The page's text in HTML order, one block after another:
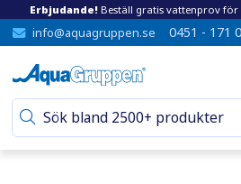
Erbjudande! Beställ gratis vattenprov för
info@aquagruppen.se 0451 - 171